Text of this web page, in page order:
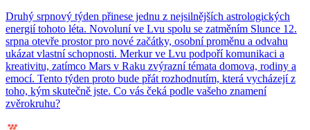
Druhý srpnový týden přinese jednu z nejsilnějších astrologických
energií tohoto léta. Novoluní ve Lvu spolu se zatměním Slunce 12.
srpna otevře prostor pro nové začátky, osobní proměnu a odvahu
ukázat vlastní schopnosti. Merkur ve Lvu podpoří komunikaci a
kreativitu, zatímco Mars v Raku zvýrazní témata domova, rodiny a
emocí. Tento týden proto bude přát rozhodnutím, která vycházejí z
toho, kým skutečně jste. Co vás čeká podle vašeho znamení
zvěrokruhu?